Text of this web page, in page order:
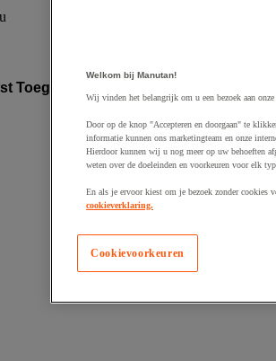
Toegevoegd aan winkelwagen
Welkom bij Manutan!
Wij vinden het belangrijk om u een bezoek aan
Door op de knop "Accepteren en doorgaan" te
informatie kunnen ons marketingteam en onze
Hierdoor kunnen wij u nog meer op uw behoeften
weten over de doeleinden en voorkeuren voor elk
En als je ervoor kiest om je bezoek zonder cookies
cookieverklaring.
Cookievoorkeuren